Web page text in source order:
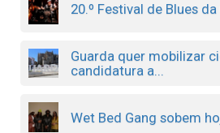
20.º Festival de Blues
Guarda quer mobilizar
candidatura a...
Wet Bed Gang sobem